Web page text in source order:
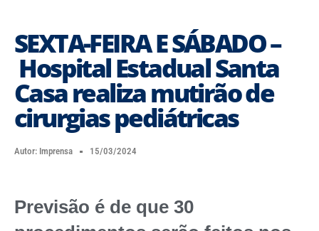
SEXTA-FEIRA E SÁBADO –
Hospital Estadual Santa
Casa realiza mutirão de
cirurgias pediátricas
Autor: Imprensa 15/03/2024
Previsão é de que 30